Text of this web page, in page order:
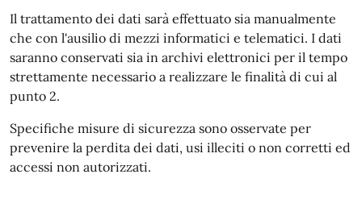
Il trattamento dei dati sarà effettuato sia manualmente
che con l'ausilio di mezzi informatici e telematici. I dati
saranno conservati sia in archivi elettronici per il tempo
strettamente necessario a realizzare le finalità di cui al
punto 2.
Specifiche misure di sicurezza sono osservate per
prevenire la perdita dei dati, usi illeciti o non corretti ed
accessi non autorizzati.